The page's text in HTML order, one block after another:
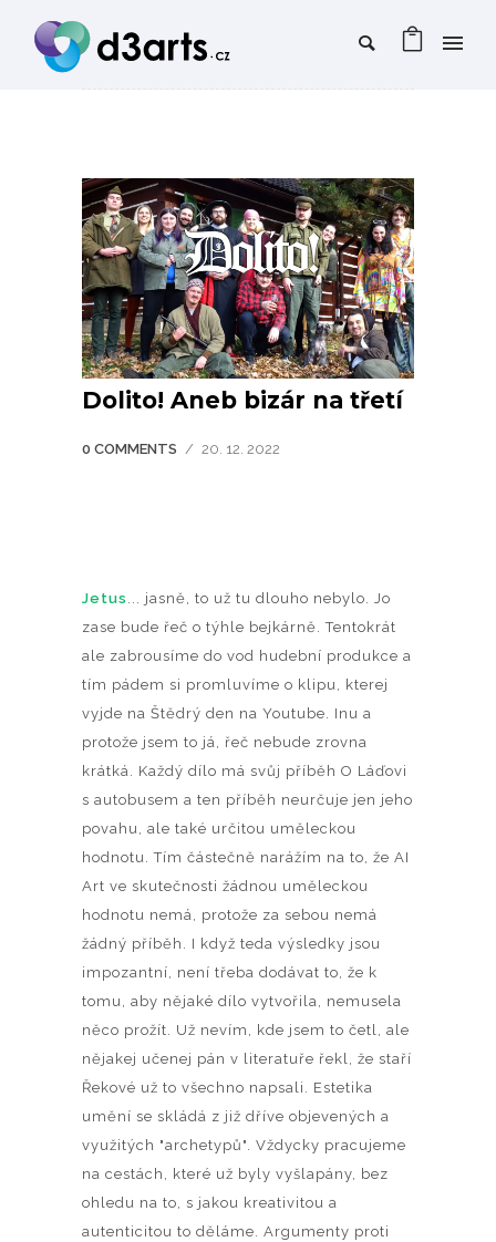
Dolito! Aneb bizár na třetí
0 COMMENTS / 20. 12. 2022
Jetus ... jasně, to už tu dlouho nebylo. Jo
zase bude řeč o týhle bejkárně. Tentokrát
ale zabrousíme do vod hudební produkce a
tím pádem si promluvíme o klipu, kterej
vyjde na Štědrý den na Youtube. Inu a
protože jsem to já, řeč nebude zrovna
krátká. Každý dílo má svůj příběh O Láďovi
s autobusem a ten příběh neurčuje jen jeho
povahu, ale také určitou uměleckou
hodnotu. Tím částečně narážím na to, že AI
Art ve skutečnosti žádnou uměleckou
hodnotu nemá, protože za sebou nemá
žádný příběh. I když teda výsledky jsou
impozantní, není třeba dodávat to, že k
tomu, aby nějaké dílo vytvořila, nemusela
něco prožít. Už nevím, kde jsem to četl, ale
nějakej učenej pán v literatuře řekl, že staří
Řekové už to všechno napsali. Estetika
umění se skládá z již dříve objevených a
využitých "archetypů". Vždycky pracujeme
na cestách, které už byly vyšlapány, bez
ohledu na to, s jakou kreativitou a
autenticitou to děláme. Argumenty proti